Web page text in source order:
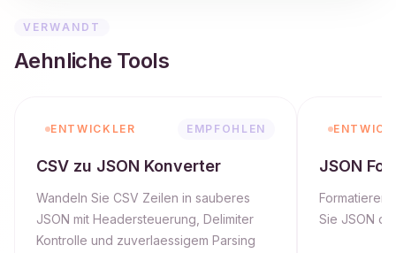
VERWANDT
Aehnliche Tools
ENTWICKLER EMPFOHLEN
CSV zu JSON Konverter
Wandeln Sie CSV Zeilen in sauberes
JSON mit Headersteuerung, Delimiter
Kontrolle und zuverlaessigem Parsing
JSON
Sie JSON